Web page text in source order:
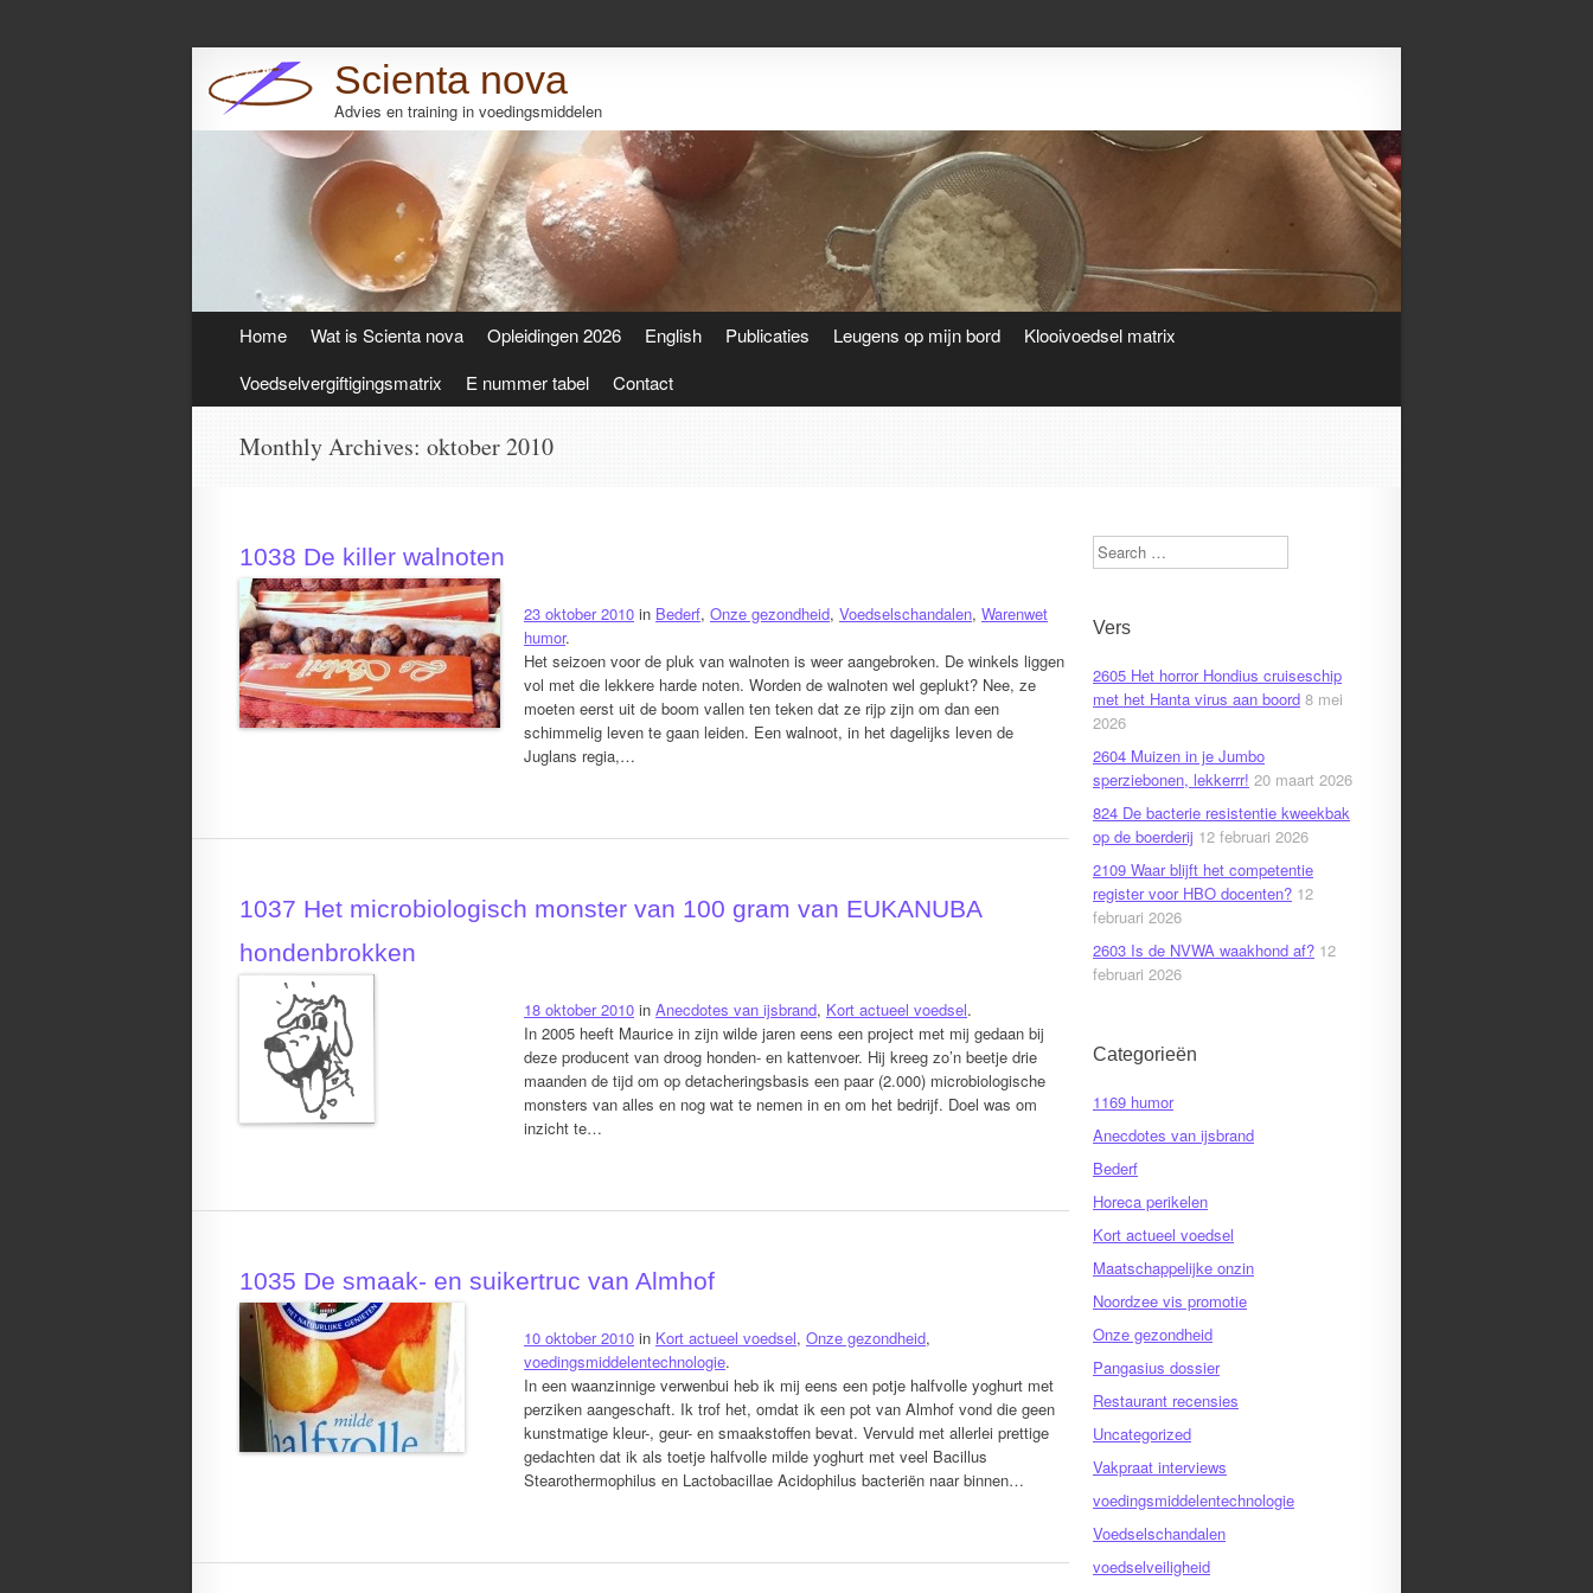
Scienta nova
Advies en training in voedingsmiddelen
Search
content
Home Wat is Scienta nova Opleidingen 2026 English Publicaties Leugens op mijn bord
Klooivoedsel matrix
Voedselvergiftigingsmatrix
E nummer tabel Contact
Monthly Archives: oktober 2010
1038 De killer walnoten
23 oktober 2010 in Bederf, Onze gezondheid, Voedselschandalen, Warenwet
humor.
Het seizoen voor de pluk van walnoten is weer aangebroken. De winkels liggen
vol met die lekkere harde noten. Worden de walnoten wel geplukt? Nee, ze
moeten eerst uit de boom vallen ten teken dat ze rijp zijn om dan een
schimmelig leven te gaan leiden. Een walnoot, in het dagelijks leven de
Juglans regia,…
1037 Het microbiologisch monster van 100 gram van EUKANUBA
hondenbrokken
18 oktober 2010 in Anecdotes van ijsbrand, Kort actueel voedsel.
In 2005 heeft Maurice in zijn wilde jaren eens een project met mij gedaan bij
deze producent van droog honden- en kattenvoer. Hij kreeg zo’n beetje drie
maanden de tijd om op detacheringsbasis een paar (2.000) microbiologische
monsters van alles en nog wat te nemen in en om het bedrijf. Doel was om
inzicht te…
1035 De smaak- en suikertruc van Almhof
10 oktober 2010 in Kort actueel voedsel, Onze gezondheid,
voedingsmiddelentechnologie.
In een waanzinnige verwenbui heb ik mij eens een potje halfvolle yoghurt met
perziken aangeschaft. Ik trof het, omdat ik een pot van Almhof vond die geen
kunstmatige kleur-, geur- en smaakstoffen bevat. Vervuld met allerlei prettige
gedachten dat ik als toetje halfvolle milde yoghurt met veel Bacillus
Stearothermophilus en Lactobacillae Acidophilus bacteriën naar binnen…
Search
Vers
2605 Het horror Hondius cruiseschip
met het Hanta virus aan boord 8 mei
2026
2604 Muizen in je Jumbo
sperziebonen, lekkerrr! 20 maart 2026
824 De bacterie resistentie kweekbak
op de boerderij 12 februari 2026
2109 Waar blijft het competentie
register voor HBO docenten? 12
februari 2026
2603 Is de NVWA waakhond af? 12
februari 2026
Categorieën
1169 humor
Anecdotes van ijsbrand
Bederf
Horeca perikelen
Kort actueel voedsel
Maatschappelijke onzin
Noordzee vis promotie
Onze gezondheid
Pangasius dossier
Restaurant recensies
Uncategorized
Vakpraat interviews
voedingsmiddelentechnologie
Voedselschandalen
voedselveiligheid